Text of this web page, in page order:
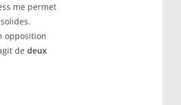
me permet
opposition
de deux